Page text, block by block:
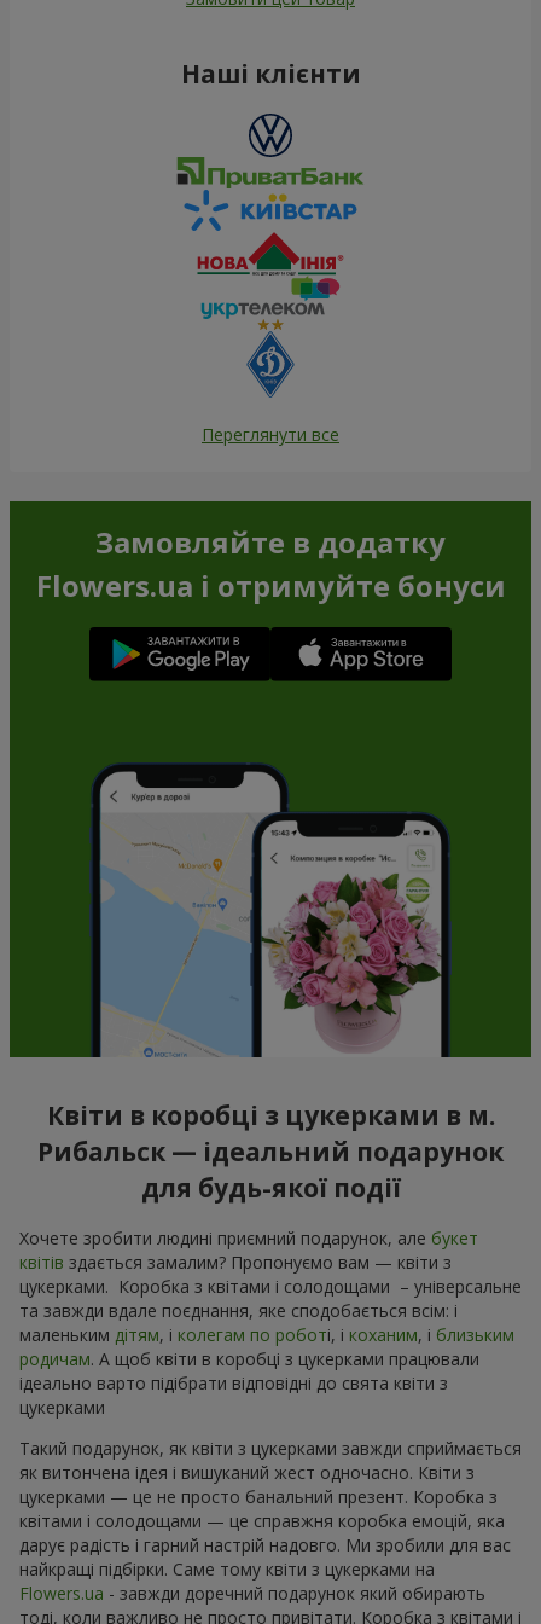
Наші клієнти
Переглянути все
Замовляйте в додатку
Flowers.ua і отримуйте бонуси
Квіти в коробці з цукерками в м.
Рибальск — ідеальний подарунок
для будь-якої події
Хочете зробити людині приємний подарунок, але букет
квітів здається замалим? Пропонуємо вам — квіти з
цукерками. Коробка з квітами і солодощами – універсальне
та завжди вдале поєднання, яке сподобається всім: і
маленьким дітям, і колегам по роботі, і коханим, і близьким
родичам. А щоб квіти в коробці з цукерками працювали
ідеально варто підібрати відповідні до свята квіти з
цукерками
Такий подарунок, як квіти з цукерками завжди сприймається
як витончена ідея і вишуканий жест одночасно. Квіти з
цукерками — це не просто банальний презент. Коробка з
квітами і солодощами — це справжня коробка емоцій, яка
дарує радість і гарний настрій надовго. Ми зробили для вас
найкращі підбірки. Саме тому квіти з цукерками на
Flowers.ua - завжди доречний подарунок який обирають
тоді, коли важливо не просто привітати. Коробка з квітами і